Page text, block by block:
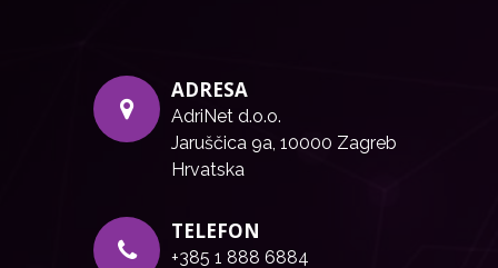
ADRESA
AdriNet d.o.o.
Jaruščica 9a, 10000 Zagreb
Hrvatska
TELEFON
+385 1 888 6884